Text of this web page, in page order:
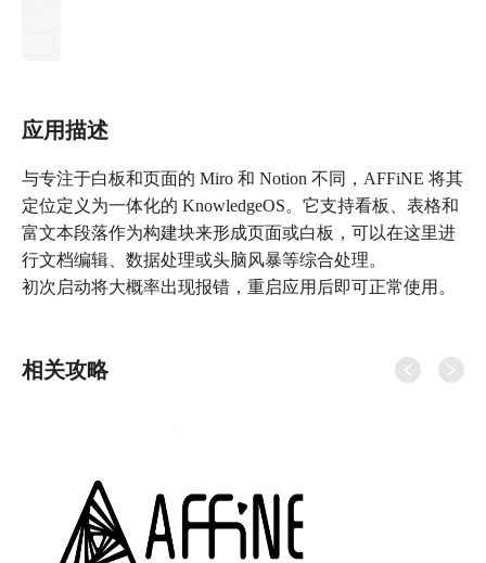
应用描述
与专注于白板和页面的 Miro 和 Notion 不同，AFFiNE 将其
定位定义为一体化的 KnowledgeOS。它支持看板、表格和
富文本段落作为构建块来形成页面或白板，可以在这里进
行文档编辑、数据处理或头脑风暴等综合处理。
初次启动将大概率出现报错，重启应用后即可正常使用。
相关攻略